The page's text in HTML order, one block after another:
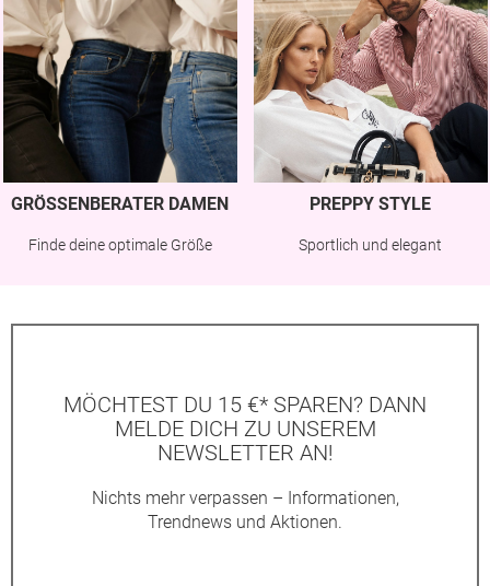
GRÖSSENBERATER DAMEN
Finde deine optimale Größe
PREPPY STYLE
Sportlich und elegant
MÖCHTEST DU 15 €* SPAREN? DANN
MELDE DICH ZU UNSEREM
NEWSLETTER AN!
Nichts mehr verpassen – Informationen,
Trendnews und Aktionen.